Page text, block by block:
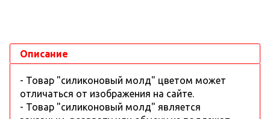
Описание
- Товар "силиконовый молд" цветом может
отличаться от изображения на сайте.
- Товар "силиконовый молд" является